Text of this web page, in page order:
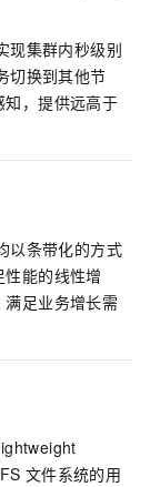
现集群内秒级别
切换到其他节
，提供远高于
以条带化的方式
能的线性增
足业务增长需
文件系统的用